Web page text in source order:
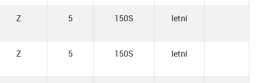
Z 5 150S letní
Z 5 150S letní